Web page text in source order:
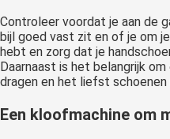
Controleer voordat je aan de
bijl goed vast zit en of je om
hebt en zorg dat je
Daarnaast is het belangrijk
dragen en het liefst
Een kloofmachine om